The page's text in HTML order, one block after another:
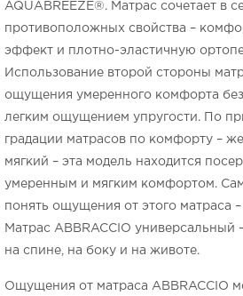
AQUABREEZE®. Матрас сочетает в
противоположных свойства –
эффект и плотно-эластичную
Использование второй стороны
ощущения умеренного комфорта
легким ощущением упругости. По
градации матрасов по комфорту –
мягкий – эта модель находится
умеренным и мягким комфортом.
понять ощущения от этого матраса
Матрас ABBRACCIO универсальный
на спине, на боку и на животе.
Ощущения от матраса ABBRACCIO